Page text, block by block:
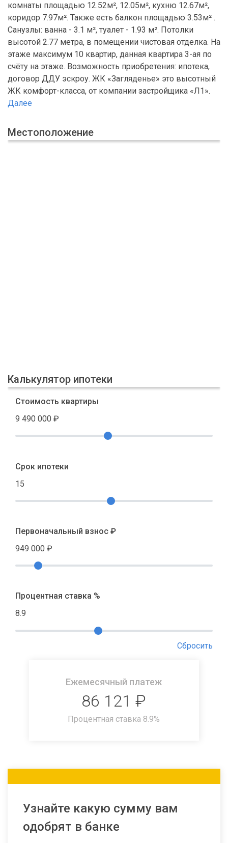
комнаты площадью 12.52м², 12.05м², кухню 12.67м²,
коридор 7.97м². Также есть балкон площадью 3.53м² .
Санузлы: ванна - 3.1 м², туалет - 1.93 м². Потолки
высотой 2.77 метра, в помещении чистовая отделка. На
этаже максимум 10 квартир, данная квартира 3-ая по
счёту на этаже. Возможность приобретения: ипотека,
договор ДДУ эскроу. ЖК «Загляденье» это высотный
ЖК комфорт-класса, от компании застройщика «Л1».
Далее
Местоположение
Калькулятор ипотеки
Стоимость квартиры
9 490 000 ₽
Срок ипотеки
15
Первоначальный взнос ₽
949 000 ₽
Процентная ставка %
8.9
Сбросить
Ежемесячный платеж
86 121 ₽
Процентная ставка 8.9%
Узнайте какую сумму вам
одобрят в банке